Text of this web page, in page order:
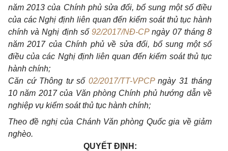
năm 2013 của Chính phủ sửa đổi, bổ sung một số điều
của các Nghị định liên quan đến kiểm soát thủ tục hành
chính và Nghị định số92/2017/NĐ-CPngày 07 tháng 8
năm 2017 của Chính phủ về sửa đổi, bổ sung một số
điều của các Nghị định liên quan đến kiểm soát thủ tục
hành chính;
Căn cứ Thông tư số 02/2017/TT-VPCPngày 31 tháng
10 năm 2017 của Văn phòng Chính phủ hướng dẫn về
nghiệp vụ kiểm soát thủ tục hành chính;
Theo đề nghị của Chánh Văn phòng Quốc gia về giảm
nghèo.
QUYẾT ĐỊNH: